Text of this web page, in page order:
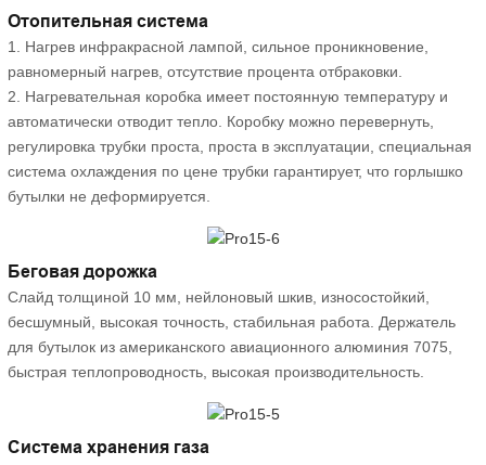
Отопительная система
1. Нагрев инфракрасной лампой, сильное проникновение,
равномерный нагрев, отсутствие процента отбраковки.
2. Нагревательная коробка имеет постоянную температуру и
автоматически отводит тепло. Коробку можно перевернуть,
регулировка трубки проста, проста в эксплуатации, специальная
система охлаждения по цене трубки гарантирует, что горлышко
бутылки не деформируется.
Беговая дорожка
Слайд толщиной 10 мм, нейлоновый шкив, износостойкий,
бесшумный, высокая точность, стабильная работа. Держатель
для бутылок из американского авиационного алюминия 7075,
быстрая теплопроводность, высокая производительность.
Система хранения газа